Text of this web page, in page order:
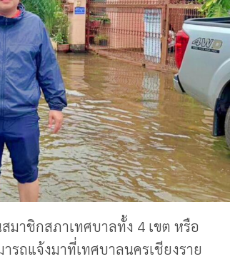
าชิกสภาเทศบาลทั้ง 4 เขต หรือ
ถแจ้งมาที่เทศบาลนครเชียงราย